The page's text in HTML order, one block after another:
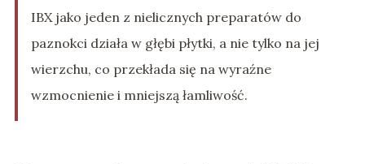
IBX jako jeden z nielicznych preparatów do
paznokci działa w głębi płytki, a nie tylko na jej
wierzchu, co przekłada się na wyraźne
wzmocnienie i mniejszą łamliwość.